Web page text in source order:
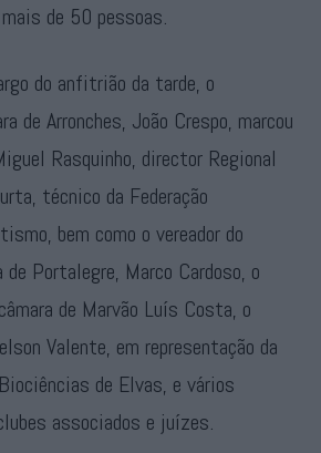
de 50 pessoas.
do anfitrião da tarde, o
de Arronches, João Crespo, marcou
Rasquinho, director Regional
técnico da Federação
bem como o vereador do
de Portalegre, Marco Cardoso, o
de Marvão Luís Costa, o
Valente, em representação da
de Elvas, e vários
associados e juízes.